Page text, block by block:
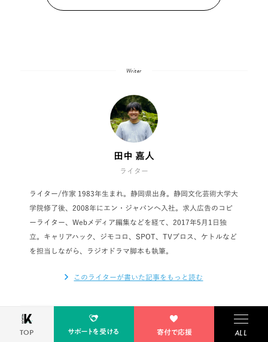
Writer
田中 嘉人
ライター
ライター/作家 1983年生まれ。静岡県出身。静岡文化芸術大学大
学院修了後、2008年にエン・ジャパンへ入社。求人広告のコピ
ーライター、Webメディア編集などを経て、2017年5月1日独
立。キャリアハック、ジモコロ、SPOT、TVブロス、ケトルなど
を担当しながら、ラジオドラマ脚本も執筆。
このライターが書いた記事をもっと読む
TOP サポートを受ける 寄付で応援